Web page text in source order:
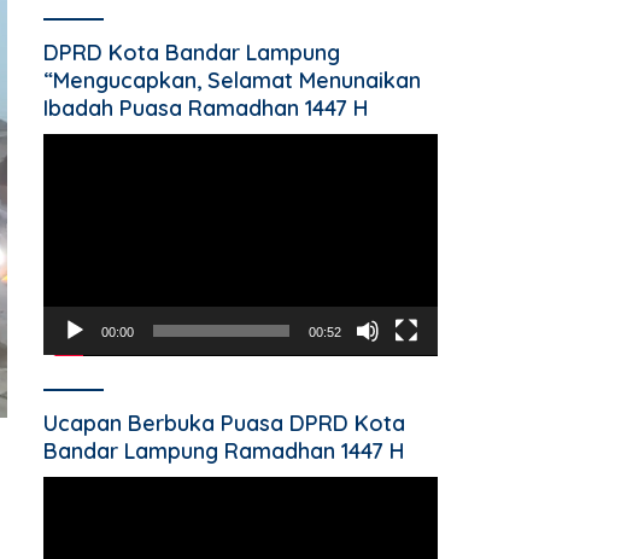
DPRD Kota Bandar Lampung
“Mengucapkan, Selamat Menunaikan
Ibadah Puasa Ramadhan 1447 H
00:00 00:52
Ucapan Berbuka Puasa DPRD Kota
Bandar Lampung Ramadhan 1447 H